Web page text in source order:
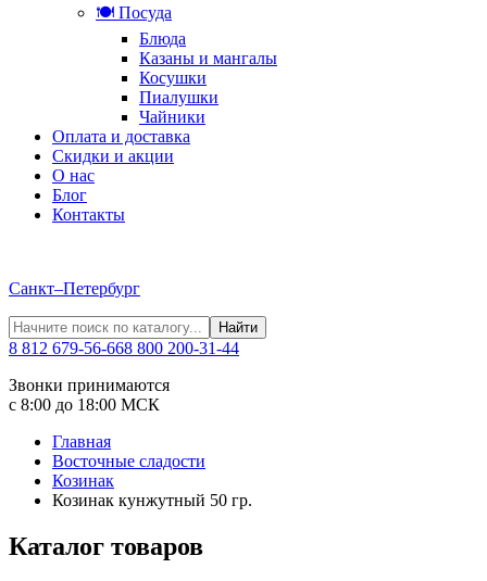
🍽️ Посуда
Блюда
Казаны и мангалы
Косушки
Пиалушки
Чайники
Оплата и доставка
Скидки и акции
О нас
Блог
Контакты
Санкт–Петербург
Найти
8 812 679-56-668 800 200-31-44
Звонки принимаются
с 8:00 до 18:00 МСК
Главная
Восточные сладости
Козинак
Козинак кунжутный 50 гр.
Каталог товаров